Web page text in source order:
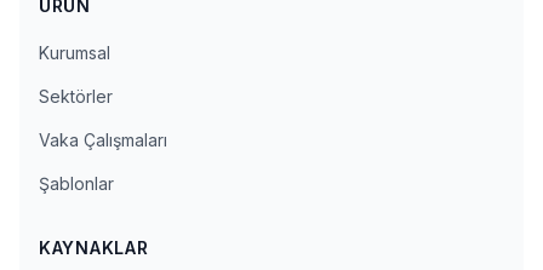
ÜRÜN
Kurumsal
Sektörler
Vaka Çalışmaları
Şablonlar
KAYNAKLAR